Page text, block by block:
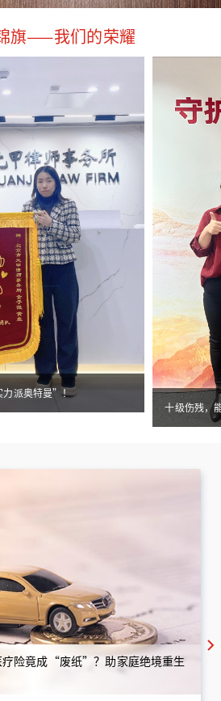
旗——我们的荣耀
力派奥特曼”！
十级伤残，
疗险竟成“废纸”？助家庭绝境重生